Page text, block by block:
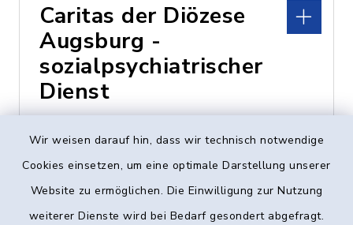
Wir weisen darauf hin, dass wir technisch notwendige
Cookies einsetzen, um eine optimale Darstellung unserer
Website zu ermöglichen. Die Einwilligung zur Nutzung
weiterer Dienste wird bei Bedarf gesondert abgefragt.
Caritas der Diözese
Augsburg -
sozialpsychiatrischer
Dienst
Heinz-Rühmann-Str. 7,
89231 Neu-Ulm
0731 - 73424